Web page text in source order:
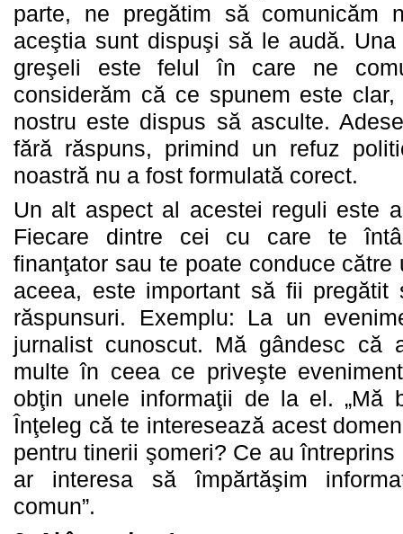
parte, ne pregătim să comunicăm
aceştia sunt dispuşi să le audă.
greşeli este felul în care ne
considerăm că ce spunem este
nostru este dispus să asculte.
fără răspuns, primind un refuz
noastră nu a fost formulată corect.
Un alt aspect al acestei reguli este
Fiecare dintre cei cu care te
finanţator sau te poate conduce
aceea, este important să fii
răspunsuri. Exemplu: La un
jurnalist cunoscut. Mă gândesc că
multe în ceea ce priveşte
obţin unele informaţii de la el. „Mă
Înţeleg că te interesează acest
pentru tinerii şomeri? Ce au
ar interesa să împărtăşim
comun”.